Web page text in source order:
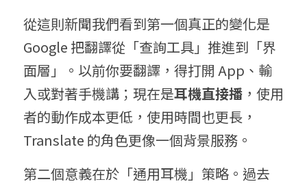
從這則新聞我們看到第一個真正的變化是
Google 把翻譯從「查詢工具」推進到「界
面層」。以前你要翻譯，得打開 App、輸
入或對著手機講；現在是耳機直接播 ，使用
者的動作成本更低，使用時間也更長，
Translate 的角色更像一個背景服務。
第二個意義在於「通用耳機」策略。過去